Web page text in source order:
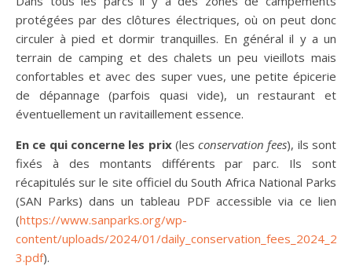
protégées par des clôtures électriques, où on peut donc
circuler à pied et dormir tranquilles. En général il y a un
terrain de camping et des chalets un peu vieillots mais
confortables et avec des super vues, une petite épicerie
de dépannage (parfois quasi vide), un restaurant et
éventuellement un ravitaillement essence.
En ce qui concerne les prix(lesconservation fees), ils sont
fixés à des montants différents par parc. Ils sont
récapitulés sur le site officiel du South Africa National Parks
(SAN Parks) dans un tableau PDF accessible via ce lien
(https://www.sanparks.org/wp-
content/uploads/2024/01/daily_conservation_fees_2024_25-
3.pdf).